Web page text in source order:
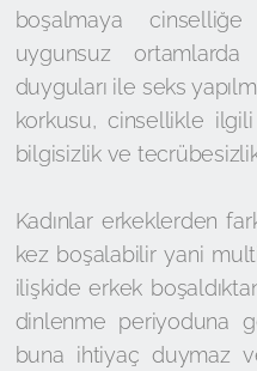
boşalmaya
uygunsuz
duyguları ile seks
korkusu, cinsellikle ilgili
bilgisizlik ve
Kadınlar erkeklerden
kez boşalabilir yani
ilişkide erkek
dinlenme periyoduna
buna ihtiyaç duymaz